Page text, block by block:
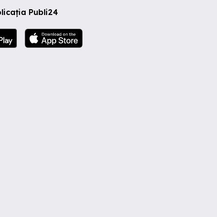
Publi24